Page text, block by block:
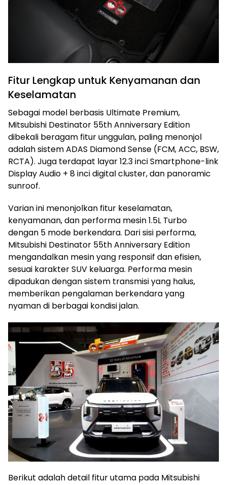
Fitur Lengkap untuk Kenyamanan dan
Keselamatan
Sebagai model berbasis Ultimate Premium,
Mitsubishi Destinator 55th Anniversary Edition
dibekali beragam fitur unggulan, paling menonjol
adalah sistem ADAS Diamond Sense (FCM, ACC, BSW,
RCTA). Juga terdapat layar 12.3 inci Smartphone-link
Display Audio + 8 inci digital cluster, dan panoramic
sunroof.
Varian ini menonjolkan fitur keselamatan,
kenyamanan, dan performa mesin 1.5L Turbo
dengan 5 mode berkendara. Dari sisi performa,
Mitsubishi Destinator 55th Anniversary Edition
mengandalkan mesin yang responsif dan efisien,
sesuai karakter SUV keluarga. Performa mesin
dipadukan dengan sistem transmisi yang halus,
memberikan pengalaman berkendara yang
nyaman di berbagai kondisi jalan.
Berikut adalah detail fitur utama pada Mitsubishi